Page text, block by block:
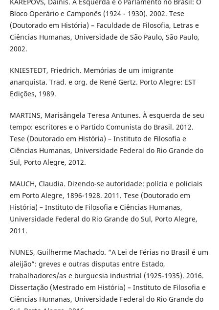
KAREPOVS, Dainis. A Esquerda e o Parlamento no Brasil: O
Bloco Operário e Camponês (1924 - 1930). 2002. Tese
(Doutorado em História) – Faculdade de Filosofia, Letras e
Ciências Humanas, Universidade de São Paulo, São Paulo,
2002.
KNIESTEDT, Friedrich. Memórias de um imigrante
anarquista. Trad. e org. de René Gertz. Porto Alegre: EST
Edições, 1989.
MARTINS, Marisângela Teresa Antunes. À esquerda de seu
tempo: escritores e o Partido Comunista do Brasil. 2012.
Tese (Doutorado em História) – Instituto de Filosofia e
Ciências Humanas, Universidade Federal do Rio Grande do
Sul, Porto Alegre, 2012.
MAUCH, Claudia. Dizendo-se autoridade: polícia e policiais
em Porto Alegre, 1896-1928. 2011. Tese (Doutorado em
História) – Instituto de Filosofia e Ciências Humanas,
Universidade Federal do Rio Grande do Sul, Porto Alegre,
2011.
NUNES, Guilherme Machado. “A Lei de Férias no Brasil é um
aleijão”: greves e outras disputas entre Estado,
trabalhadores/as e burguesia industrial (1925-1935). 2016.
Dissertação (Mestrado em História) – Instituto de Filosofia e
Ciências Humanas, Universidade Federal do Rio Grande do